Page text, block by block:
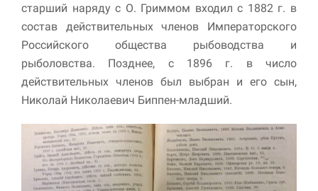
старший наряду с О. Гриммом входил с 1882 г. в
состав действительных членов Императорского
Российского общества рыбоводства и
рыболовства. Позднее, с 1896 г. в число
действительных членов был выбран и его сын,
Николай Николаевич Биппен-младший.